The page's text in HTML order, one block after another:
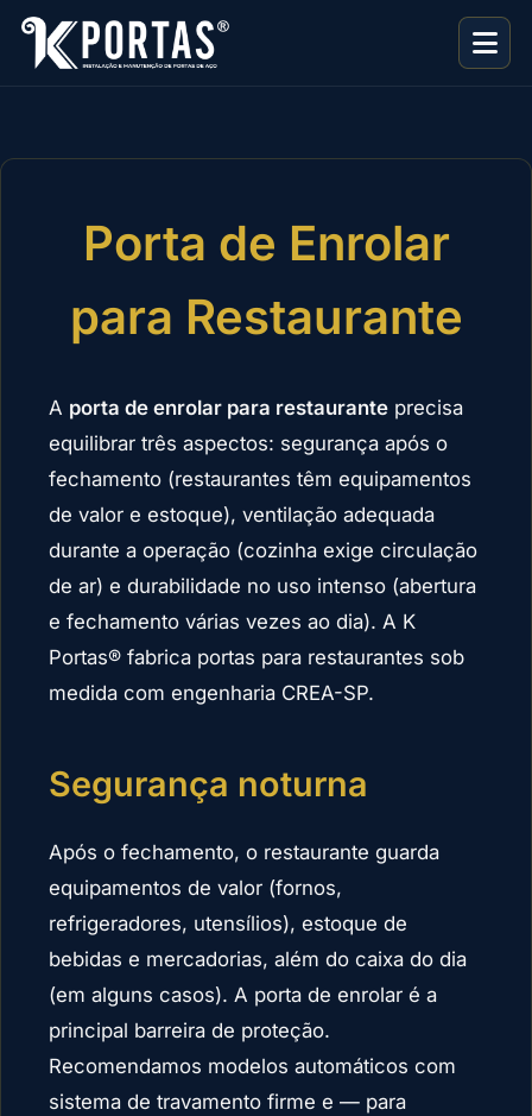
Porta de Enrolar
para Restaurante
A porta de enrolar para restaurante precisa
equilibrar três aspectos: segurança após o
fechamento (restaurantes têm equipamentos
de valor e estoque), ventilação adequada
durante a operação (cozinha exige circulação
de ar) e durabilidade no uso intenso (abertura
e fechamento várias vezes ao dia). A K
Portas® fabrica portas para restaurantes sob
medida com engenharia CREA-SP.
Segurança noturna
Após o fechamento, o restaurante guarda
equipamentos de valor (fornos,
refrigeradores, utensílios), estoque de
bebidas e mercadorias, além do caixa do dia
(em alguns casos). A porta de enrolar é a
principal barreira de proteção.
Recomendamos modelos automáticos com
sistema de travamento firme e — para